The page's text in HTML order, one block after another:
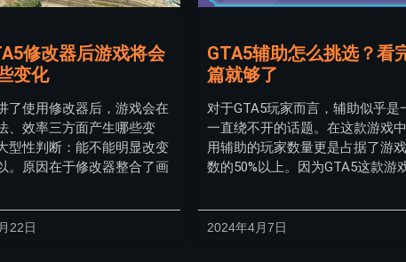
修改器后游戏将会
变化
了使用修改器后，游戏会在
、效率三方面产生哪些变
型性判断：能不能明显改变
。原因在于修改器整合了画
22日
GTA5辅助怎么挑选？看
篇就够了
对于GTA5玩家而言，辅助似乎是
一直绕不开的话题。在这款游戏
用辅助的玩家数量更是占据了游
数的50%以上。因为GTA5这款游
2024年4月7日